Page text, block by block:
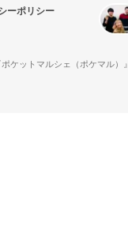
ーポリシー
ケットマルシェ（ポケマル）』